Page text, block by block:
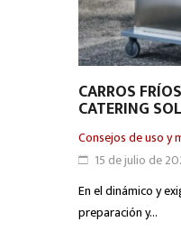
CARROS
CATERING
Consejos de uso y
15 de julio de
En el dinámico y
preparación y...